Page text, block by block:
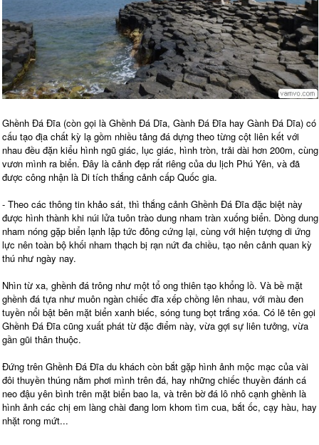
Ghềnh Đá Đĩa (còn gọi là Ghềnh Đá Dĩa, Gành Đá Đĩa hay Gành Đá Dĩa) có
cấu tạo địa chất kỳ lạ gồm nhiều tảng đá dựng theo từng cột liên kết với
nhau đều đặn kiểu hình ngũ giác, lục giác, hình tròn, trải dài hơn 200m, cùng
vươn mình ra biển. Đây là cảnh đẹp rất riêng của du lịch Phú Yên, và đã
được công nhận là Di tích thắng cảnh cấp Quốc gia.
- Theo các thông tin khảo sát, thì thắng cảnh Ghềnh Đá Đĩa đặc biệt này
được hình thành khi núi lửa tuôn trào dung nham tràn xuống biển. Dòng dung
nham nóng gặp biển lạnh lập tức đông cứng lại, cùng với hiện tượng di ứng
lực nên toàn bộ khối nham thạch bị rạn nứt đa chiều, tạo nên cảnh quan kỳ
thú như ngày nay.
Nhìn từ xa, ghềnh đá trông như một tổ ong thiên tạo khổng lồ. Và bề mặt
ghềnh đá tựa như muôn ngàn chiếc đĩa xếp chồng lên nhau, với màu đen
tuyền nổi bật bên mặt biển xanh biếc, sóng tung bọt trắng xóa. Có lẽ tên gọi
Ghềnh Đá Đĩa cũng xuất phát từ đặc điểm này, vừa gợi sự liên tưởng, vừa
gần gũi thân thuộc.
Đứng trên Ghềnh Đá Đĩa du khách còn bắt gặp hình ảnh mộc mạc của vài
đôi thuyền thúng nằm phơi mình trên đá, hay những chiếc thuyền đánh cá
neo đậu yên bình trên mặt biển bao la, và trên bờ đá lô nhô cạnh ghềnh là
hình ảnh các chị em làng chài đang lom khom tìm cua, bắt ốc, cạy hàu, hay
nhặt rong mứt...